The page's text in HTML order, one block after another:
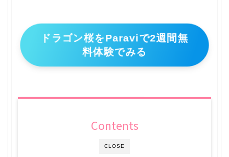
ドラゴン桜をParaviで2週間無
料体験でみる
CLOSE
Contents